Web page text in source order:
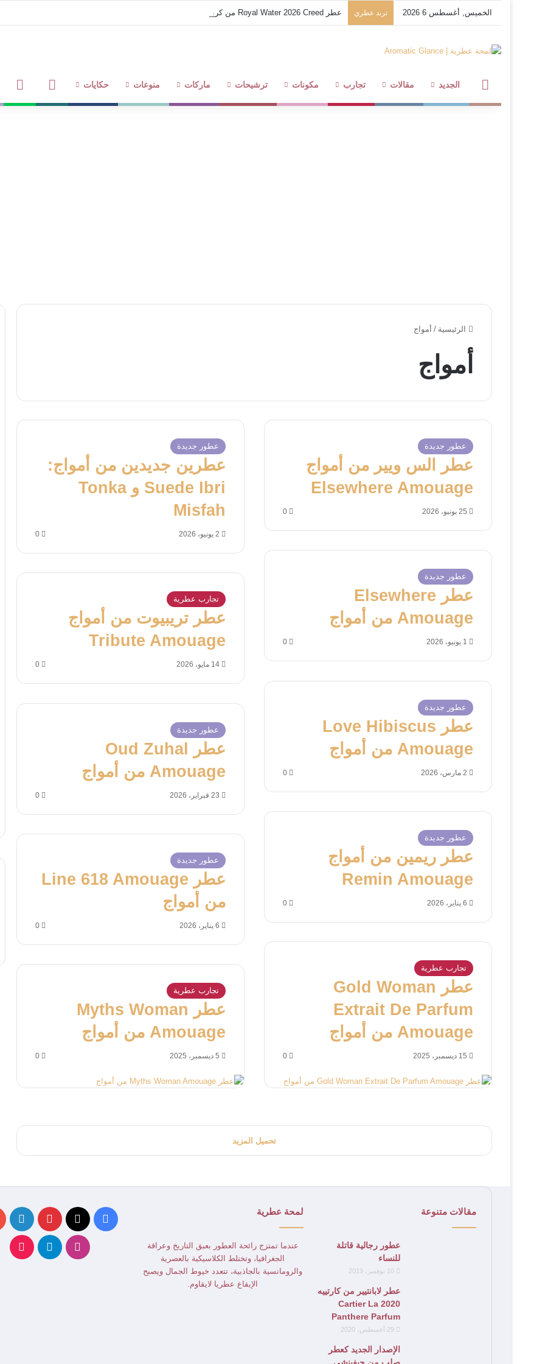
الخميس, أغسطس 6 2026 ترند عطري عطر Royal Water 2026 Creed من كريد
لمحة عطرية
الجديد مقالات تجارب مكونات ترشيحات ماركات منوعات حكايات
الرئيسية / أمواج
أمواج
عطور جديدة
عطر الس ويير من أمواج
Elsewhere Amouage
25 يونيو، 2026 0
عطور جديدة
عطرين جديدين من أمواج:
Suede Ibri و Tonka
Misfah
2 يونيو، 2026 0
عطور جديدة
عطر Elsewhere
Amouage من أمواج
1 يونيو، 2026 0
تجارب عطرية
عطر تريبيوت من أمواج
Tribute Amouage
14 مايو، 2026 0
عطور جديدة
عطر Love Hibiscus
Amouage من أمواج
2 مارس، 2026 0
عطور جديدة
عطر Oud Zuhal
Amouage من أمواج
23 فبراير، 2026 0
عطور جديدة
عطر ريمين من أمواج
Remin Amouage
6 يناير، 2026 0
عطور جديدة
عطر Line 618 Amouage
من أمواج
6 يناير، 2026 0
تجارب عطرية
عطر Gold Woman
Extrait De Parfum
Amouage من أمواج
15 ديسمبر، 2025 0
تجارب عطرية
عطر Myths Woman
Amouage من أمواج
5 ديسمبر، 2025 0
تحميل المزيد
مقالات متنوعة
عطور رجالية قاتلة
للنساء
10 نوفمبر، 2019
عطر لابانتيير من كارتييه
2020 Cartier La
Panthere Parfum
29 أغسطس، 2020
الإصدار الجديد كعطر
لمحة عطرية
عندما تمتزج رائحة العطور بعبق التاريخ وعراقة
الجغرافيا، وتختلط الكلاسيكية بالعصرية
والرومانسية بالجاذبية، تتعدد خيوط الجمال ويصبح
الإيقاع عطريا لايقاوم.
فيسبوك
‫X بينتيريست
انستقرامتيلقرام